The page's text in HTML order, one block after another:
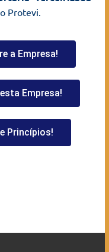
Protevi.
a Empresa!
Empresa!
Princípios!